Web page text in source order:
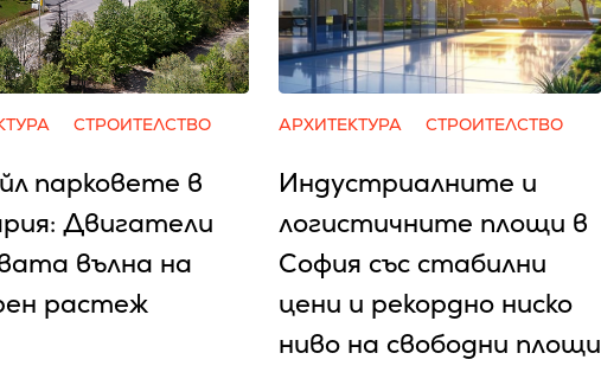
СТРОИТЕЛСТВО
парковете в
Двигатели
вълна на
растеж
АРХИТЕКТУРА СТРОИТЕЛСТВО
Индустриалните и
логистичните площи в
София със стабилни
цени и рекордно ниско
ниво на свободни площи